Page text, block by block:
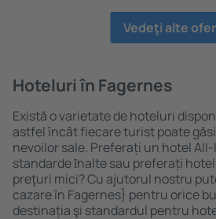
Vedeţi alte
Hoteluri în Fagernes
Există o varietate de hoteluri
astfel încât fiecare turist poate
nevoilor sale. Preferați un hotel
standarde ȋnalte sau preferați
preţuri mici? Cu ajutorul nostru
cazare în Fagernes} pentru orice
destinația şi standardul pentru